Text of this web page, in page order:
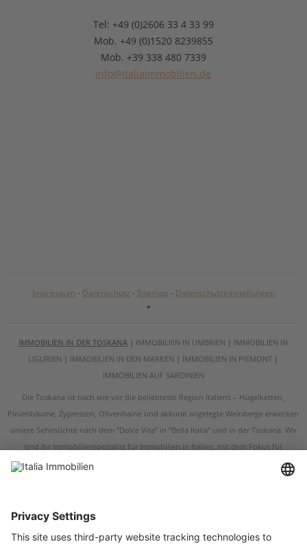
Tel: +49 (0)2606 33 4 33 99
Mob. +49 (0)1520 8239855
Mob. +39 338 480 7339
info@italiaimmobilien.de
Impressum - Datenschutz - Sitemap- Datenschutzeinstellungen
IMMOBILIEN IN DER TOSKANA | IMMOBILIEN IN UMBRIEN | IMMOBILIEN IN
LIGURIEN | IMMOBILIEN IN DEN MARKEN | IMMOBILIEN IN PIEMONT |
IMMOBILIEN AUF SARDINIEN
Die Toskana ist nach wie vor die beliebteste Region Italiens – Hügelketten,
Pinienbäume, Zypressen, Olivenhaine und akkurat angelegte Weinberge erwecken
unsere Sehnsüchte nach dem “Dolce Vita“ in “Bella Italia“ und in der Toskana. Wir
sind Ihr Immobilienspezialist für Immobilien in Italien, mit dem Fokus für
Immobilien in der Toskana und in Umbrien. Egal ob Sie ein renoviertes
Bauernhaus, eine restaurierungsbedürftige Ruine, eine historische Villa oder eine
um Immobilien in der Toskana und um Immobilien in Umbrien geht. Italia